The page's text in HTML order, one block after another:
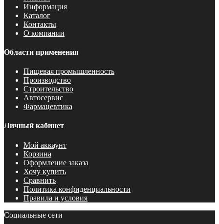
Информация
Каталог
Контакты
О компании
Области применения
Пищевая промышленность
Производство
Строительство
Автосервис
Фармацевтика
Личный кабинет
Мой аккаунт
Корзина
Оформление заказа
Хочу купить
Сравнить
Политика конфиденциальности
Правила и условия
Социальные сети